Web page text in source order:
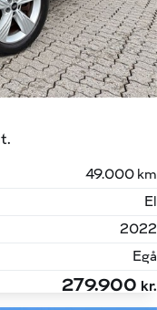
49.000 km
El
2022
Egå
279.900 kr.